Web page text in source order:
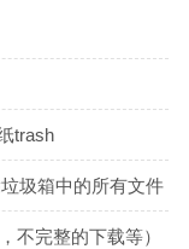
trash
圾箱中的所有文件
不完整的下载等）